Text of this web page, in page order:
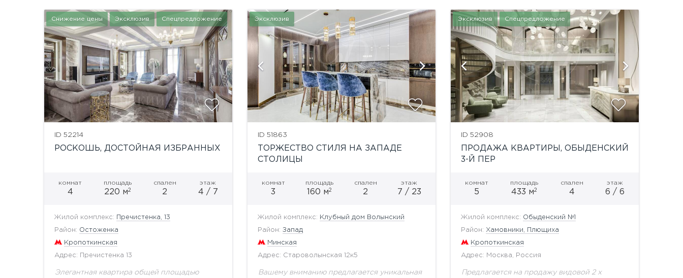
Снижение цены Эксклюзив Спецпредложение
ID 52214
РОСКОШЬ, ДОСТОЙНАЯ ИЗБРАННЫХ
комнат
4
площадь
220 м2
спален
2
этаж
4 / 7
Жилой комплекс: Пречистенка, 13
Район: Остоженка
Кропоткинская
Адрес: Пречистенка 13
Элегантная квартира общей площадью
показать ещё 14 фотографий
Эксклюзив
ID 51863
ТОРЖЕСТВО СТИЛЯ НА ЗАПАДЕ
СТОЛИЦЫ
комнат
3
площадь
160 м2
спален
2
этаж
7 / 23
Жилой комплекс: Клубный дом Волынский
Район: Запад
Минская
Адрес: Староволынская 12к5
Вашему вниманию предлагается уникальная
показать ещё 7 фотографий
Эксклюзив Спецпредложение
ID 52908
ПРОДАЖА КВАРТИРЫ, ОБЫДЕНСКИЙ
3-Й ПЕР
комнат
5
площадь
433 м2
спален
4
этаж
6 / 6
Жилой комплекс: Обыденский №1
Район: Хамовники, Плющиха
Кропоткинская
Адрес: Москва, Россия
Предлагается на продажу видовой 2 х